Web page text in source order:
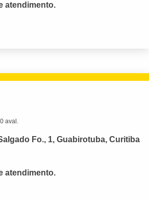
atendimento.
0 aval.
Fo., 1, Guabirotuba, Curitiba
atendimento.